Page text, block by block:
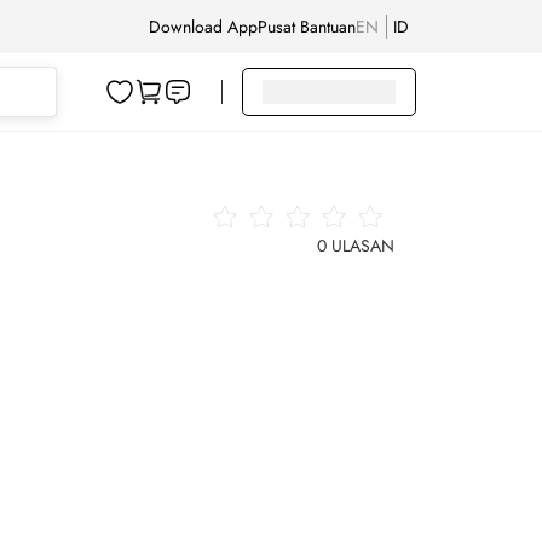
Download AppPusat BantuanEN ID
0 ULASAN